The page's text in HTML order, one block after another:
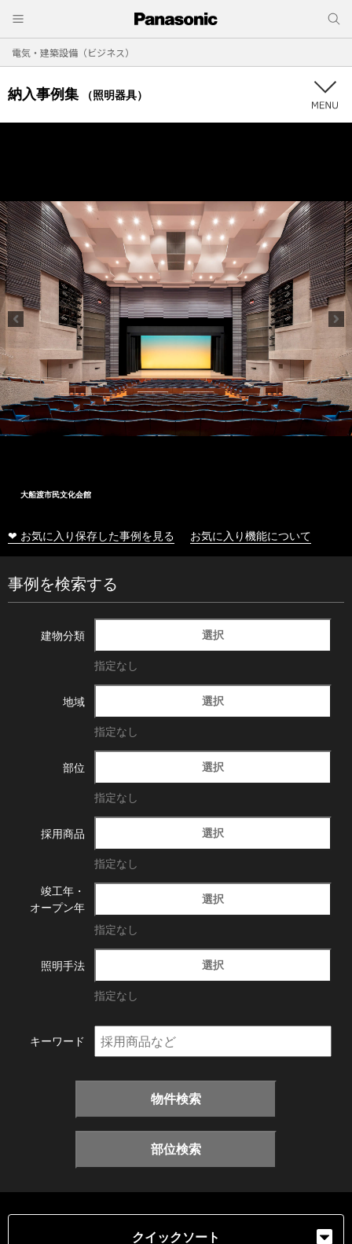
電気・建築設備（ビジネス）
納入事例集 （照明器具）
大船渡市民文化会館
❤ お気に入り保存した事例を見る お気に入り機能について
事例を検索する
建物分類 選択
指定なし
地域 選択
指定なし
部位 選択
指定なし
採用商品 選択
指定なし
竣工年・
オープン年
選択
指定なし
照明手法 選択
指定なし
キーワード
物件検索
部位検索
クイックソート